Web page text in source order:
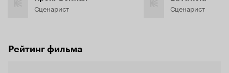
Сценарист Сценарист
Рейтинг фильма